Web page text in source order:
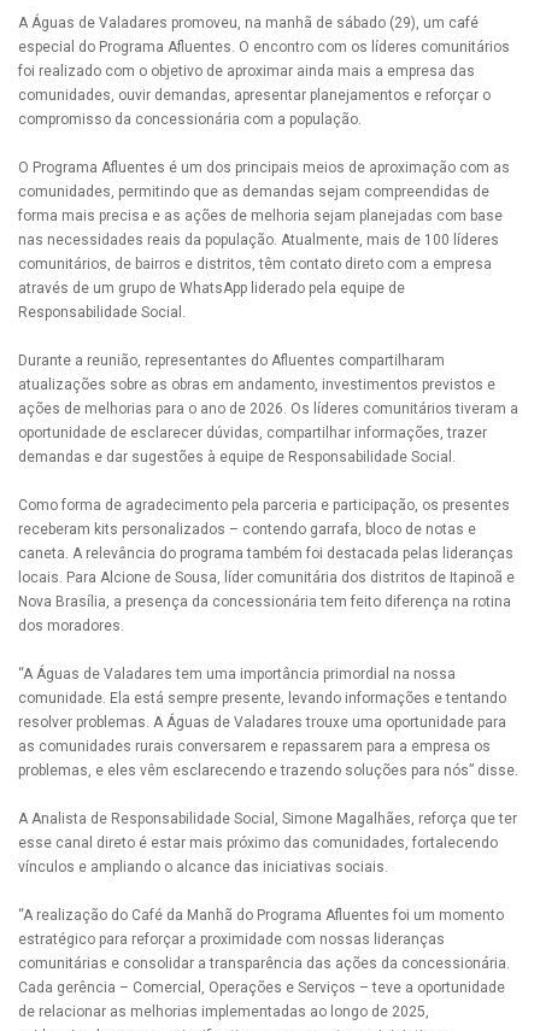
A Águas de Valadares promoveu, na manhã de sábado (29), um café
especial do Programa Afluentes. O encontro com os líderes comunitários
foi realizado com o objetivo de aproximar ainda mais a empresa das
comunidades, ouvir demandas, apresentar planejamentos e reforçar o
compromisso da concessionária com a população.
O Programa Afluentes é um dos principais meios de aproximação com as
comunidades, permitindo que as demandas sejam compreendidas de
forma mais precisa e as ações de melhoria sejam planejadas com base
nas necessidades reais da população. Atualmente, mais de 100 líderes
comunitários, de bairros e distritos, têm contato direto com a empresa
através de um grupo de WhatsApp liderado pela equipe de
Responsabilidade Social.
Durante a reunião, representantes do Afluentes compartilharam
atualizações sobre as obras em andamento, investimentos previstos e
ações de melhorias para o ano de 2026. Os líderes comunitários tiveram a
oportunidade de esclarecer dúvidas, compartilhar informações, trazer
demandas e dar sugestões à equipe de Responsabilidade Social.
Como forma de agradecimento pela parceria e participação, os presentes
receberam kits personalizados – contendo garrafa, bloco de notas e
caneta. A relevância do programa também foi destacada pelas lideranças
locais. Para Alcione de Sousa, líder comunitária dos distritos de Itapinoã e
Nova Brasília, a presença da concessionária tem feito diferença na rotina
dos moradores.
“A Águas de Valadares tem uma importância primordial na nossa
comunidade. Ela está sempre presente, levando informações e tentando
resolver problemas. A Águas de Valadares trouxe uma oportunidade para
as comunidades rurais conversarem e repassarem para a empresa os
problemas, e eles vêm esclarecendo e trazendo soluções para nós” disse.
A Analista de Responsabilidade Social, Simone Magalhães, reforça que ter
esse canal direto é estar mais próximo das comunidades, fortalecendo
vínculos e ampliando o alcance das iniciativas sociais.
“A realização do Café da Manhã do Programa Afluentes foi um momento
estratégico para reforçar a proximidade com nossas lideranças
comunitárias e consolidar a transparência das ações da concessionária.
Cada gerência – Comercial, Operações e Serviços – teve a oportunidade
de relacionar as melhorias implementadas ao longo de 2025,